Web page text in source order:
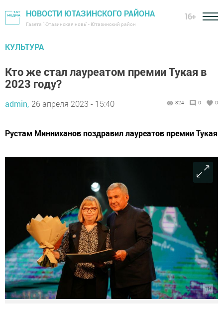
НОВОСТИ ЮТАЗИНСКОГО РАЙОНА
Газета "Ютазинская новь" - Ютазинский район
16+
КУЛЬТУРА
Кто же стал лауреатом премии Тукая в
2023 году?
admin, 26 апреля 2023 - 15:40 824 0 0
Рустам Минниханов поздравил лауреатов премии Тукая